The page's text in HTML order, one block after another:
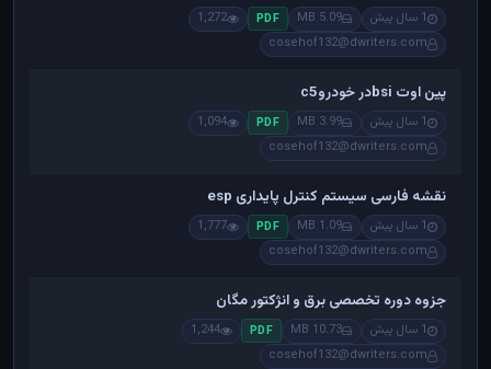
1 سال پیش 5.09 MB
PDF
1,272
cosehof132@dwriters.com
پین اوت bsiدر خودروc5
1 سال پیش 3.99 MB
PDF
1,094
cosehof132@dwriters.com
نقشه فارسی سیستم کنترل پایداری esp
1 سال پیش 1.09 MB
PDF
1,777
cosehof132@dwriters.com
جزوه دوره تخصصی برق و انژکتور مگان
1 سال پیش 10.73 MB
PDF
1,244
cosehof132@dwriters.com